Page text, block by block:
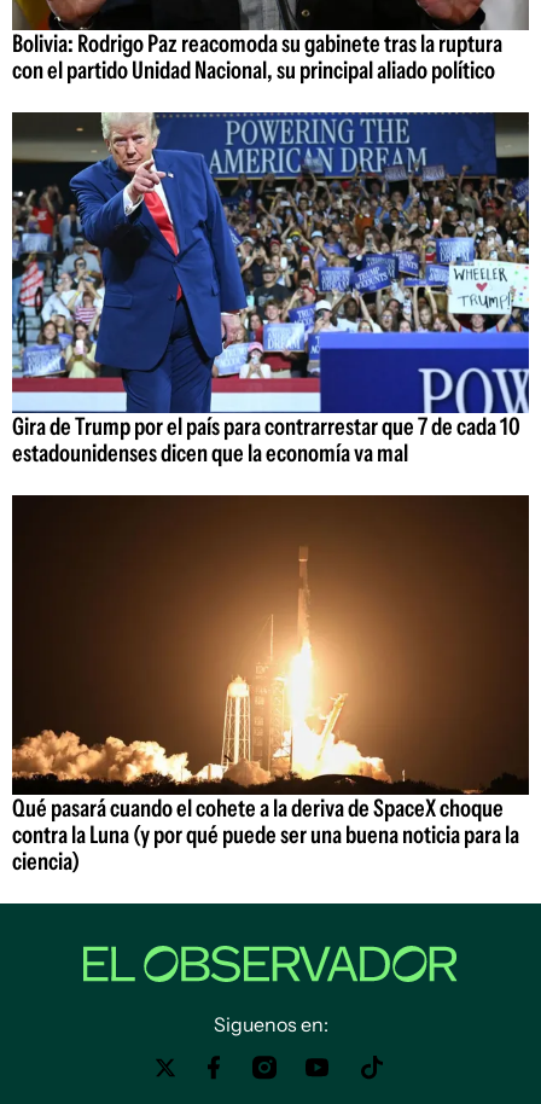
Bolivia: Rodrigo Paz reacomoda su gabinete tras la ruptura
con el partido Unidad Nacional, su principal aliado político
Gira de Trump por el país para contrarrestar que 7 de cada 10
estadounidenses dicen que la economía va mal
Qué pasará cuando el cohete a la deriva de SpaceX choque
contra la Luna (y por qué puede ser una buena noticia para la
ciencia)
Siguenos en: